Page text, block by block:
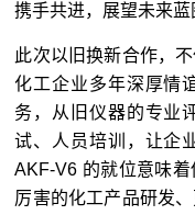
携手共进，展望未来蓝
此次以旧换新合作，
化工企业多年深厚情
务，从旧仪器的专业
试、人员培训，让企
AKF-V6 的就位意味
厉害的化工产品研发